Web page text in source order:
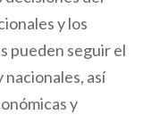
y los
pueden seguir el
nacionales, así
y